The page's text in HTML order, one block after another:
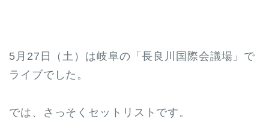
5月27日（土）は岐阜の「長良川国際会議場」で
ライブでした。
では、さっそくセットリストです。